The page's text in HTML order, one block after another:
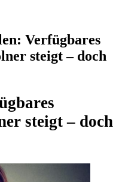
Verfügbares
steigt – doch
steigt – doch